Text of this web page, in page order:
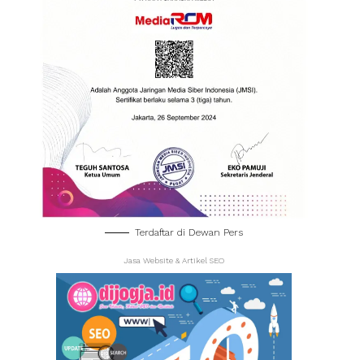
Terdaftar di Dewan Pers
Jasa Website & Artikel SEO